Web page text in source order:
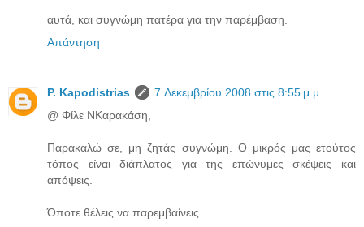
αυτά, και συγνώμη πατέρα για την παρέμβαση.
Απάντηση
P. Kapodistrias
7 Δεκεμβρίου 2008 στις 8:55 μ.μ.
@ Φίλε ΝΚαρακάση,
Παρακαλώ σε, μη ζητάς συγνώμη. Ο μικρός μας ετούτος
τόπος είναι διάπλατος για της επώνυμες σκέψεις και
απόψεις.
Όποτε θέλεις να παρεμβαίνεις.